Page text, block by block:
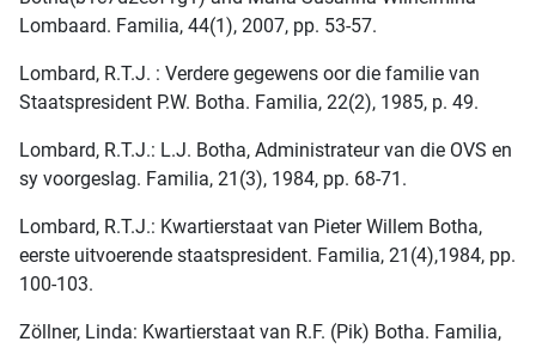
Lombaard. Familia, 44(1), 2007, pp. 53-57.
Lombard, R.T.J. : Verdere gegewens oor die familie van
Staatspresident P.W. Botha. Familia, 22(2), 1985, p. 49.
Lombard, R.T.J.: L.J. Botha, Administrateur van die OVS en
sy voorgeslag. Familia, 21(3), 1984, pp. 68-71.
Lombard, R.T.J.: Kwartierstaat van Pieter Willem Botha,
eerste uitvoerende staatspresident. Familia, 21(4),1984, pp.
100-103.
Zöllner, Linda: Kwartierstaat van R.F. (Pik) Botha. Familia,